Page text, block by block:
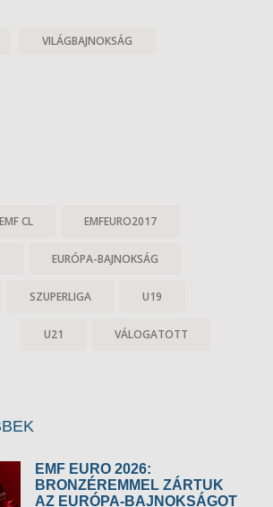
VILÁGBAJNOKSÁG
EMF CL EMFEURO2017
EURÓPA-BAJNOKSÁG
SZUPERLIGA U19
U21 VÁLOGATOTT
EMF EURO 2026:
BRONZÉREMMEL ZÁRTUK
AZ EURÓPA-BAJNOKSÁGOT